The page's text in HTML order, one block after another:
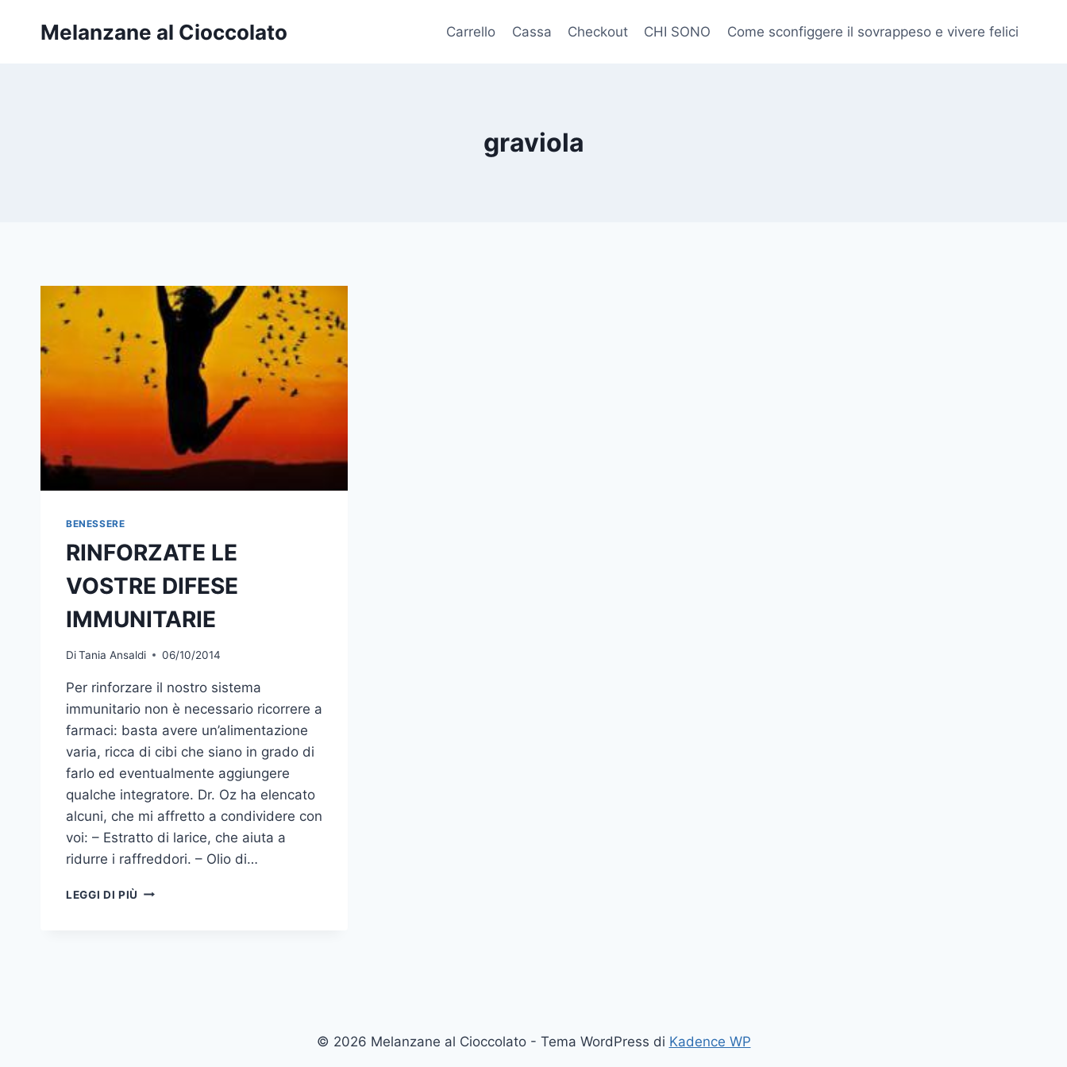
Melanzane al Cioccolato Carrello Cassa Checkout CHI SONO Come sconfiggere il sovrappeso e vivere felici
graviola
BENESSERE
RINFORZATE LE
VOSTRE DIFESE
IMMUNITARIE
DiTania Ansaldi 06/10/2014
Per rinforzare il nostro sistema
immunitario non è necessario ricorrere a
farmaci: basta avere un’alimentazione
varia, ricca di cibi che siano in grado di
farlo ed eventualmente aggiungere
qualche integratore. Dr. Oz ha elencato
alcuni, che mi affretto a condividere con
voi: – Estratto di larice, che aiuta a
ridurre i raffreddori. – Olio di…
LEGGI DI PIÙ RINFORZATE
© 2026 Melanzane al Cioccolato - Tema WordPress di Kadence WP